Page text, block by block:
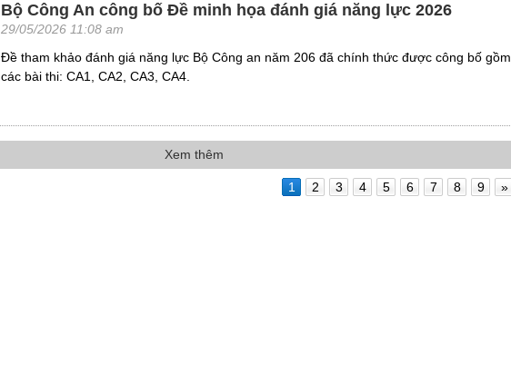
Bộ Công An công bố Đề minh họa đánh giá năng lực 2026
29/05/2026 11:08 am
Đề tham khảo đánh giá năng lực Bộ Công an năm 206 đã chính thức được công bố gồm
các bài thi: CA1, CA2, CA3, CA4.
Xem thêm
1 2 3 4 5 6 7 8 9 »